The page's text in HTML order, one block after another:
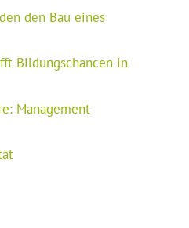
den Bau eines
Bildungschancen in
Management